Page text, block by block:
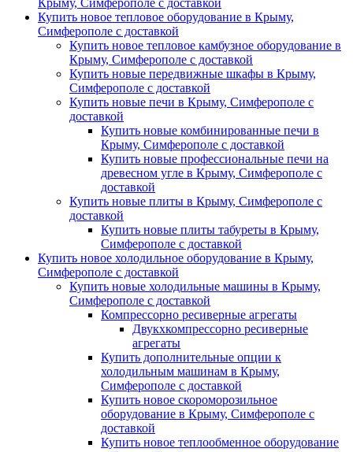
Крыму, Симферополе с доставкой
Купить новое тепловое оборудование в Крыму,
Симферополе с доставкой
Купить новое тепловое камбузное оборудование в
Крыму, Симферополе с доставкой
Купить новые передвижные шкафы в Крыму,
Симферополе с доставкой
Купить новые печи в Крыму, Симферополе с
доставкой
Купить новые комбинированные печи в
Крыму, Симферополе с доставкой
Купить новые профессиональные печи на
древесном угле в Крыму, Симферополе с
доставкой
Купить новые плиты в Крыму, Симферополе с
доставкой
Купить новые плиты табуреты в Крыму,
Симферополе с доставкой
Купить новое холодильное оборудование в Крыму,
Симферополе с доставкой
Купить новые холодильные машины в Крыму,
Симферополе с доставкой
Компрессорно ресиверные агрегаты
Двукхкомпрессорно ресиверные
агрегаты
Купить дополнительные опции к
холодильным машинам в Крыму,
Симферополе с доставкой
Купить новое скороморозильное
оборудование в Крыму, Симферополе с
доставкой
Купить новое теплообменное оборудование